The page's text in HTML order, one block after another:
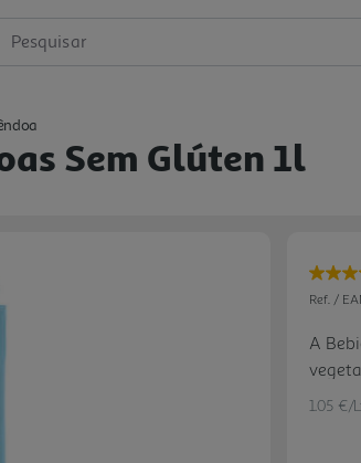
Pesquisar
Sem Glúten 1l
Ref. /
A
uma
1.05 €/